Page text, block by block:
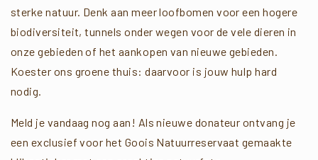
sterke natuur. Denk aan meer loofbomen voor een hogere
biodiversiteit, tunnels onder wegen voor de vele dieren in
onze gebieden of het aankopen van nieuwe gebieden.
Koester ons groene thuis: daarvoor is jouw hulp hard
nodig.
Meld je vandaag nog aan! Als nieuwe donateur ontvang je
een exclusief voor het Goois Natuurreservaat gemaakte